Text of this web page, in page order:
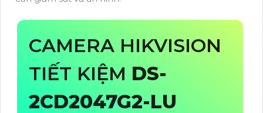
CAMERA HIKVISION
TIẾT KIỆM DS-
2CD2047G2-LU